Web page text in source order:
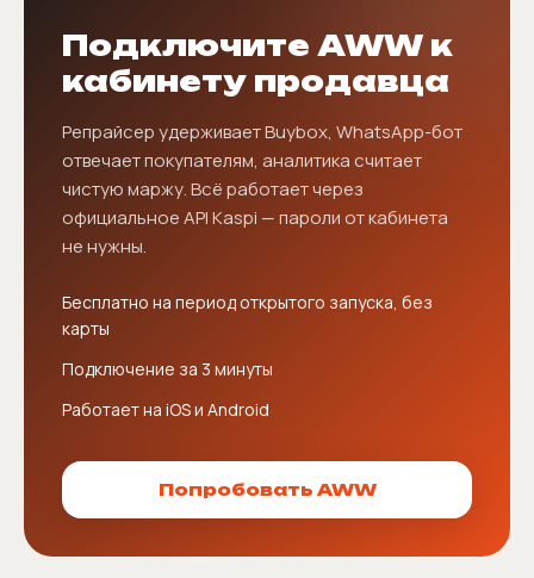
Подключите AWW к
кабинету продавца
Репрайсер удерживает Buybox, WhatsApp-бот
отвечает покупателям, аналитика считает
чистую маржу. Всё работает через
официальное API Kaspi — пароли от кабинета
не нужны.
Бесплатно на период открытого запуска, без
карты
Подключение за 3 минуты
Работает на iOS и Android
Попробовать AWW